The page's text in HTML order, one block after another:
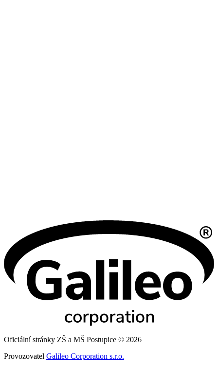
Oficiální stránky ZŠ a MŠ Postupice © 2026
Provozovatel Galileo Corporation s.r.o.